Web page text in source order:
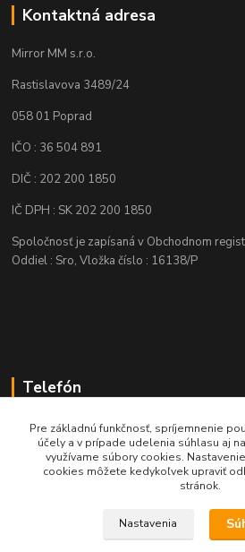
Kontaktná adresa
Mirror MM s.r.o.
Rastislavova 3489/24
058 01 Poprad
IČO : 36 504 891
DIČ : 202 200 1850
IČ DPH : SK 202 200 1850
Spoločnosť je zapísaná v Obchodnom
Oddiel : Sro, Vložka číslo : 16138/P
Telefón
+421 905 622 625
obchod@nozeplus.sk
Pre základnú funkčnosť, spríjemnenie
účely a v prípade udelenia súhlasu aj
využívame súbory cookies.
cookies môžete kedykoľvek upraviť
stránok.
Nastavenia